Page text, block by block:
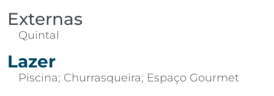
Externas
Quintal
Lazer
Piscina; Churrasqueira; Espaço Gourmet